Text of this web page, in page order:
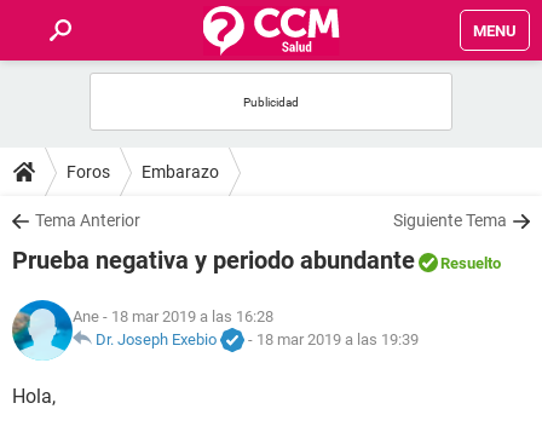
MENU
FOROS
SALUD
NUTRICIÓN
BIENESTAR
Foros Embarazo
Tema Anterior Siguiente Tema
Prueba negativa y periodo abundante Resuelto
Ane - 18 mar 2019 a las 16:28
Dr. Joseph Exebio
- 18 mar 2019 a las 19:39
Hola,